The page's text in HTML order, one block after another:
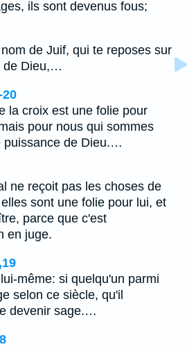
ils sont devenus fous;
de Juif, qui te reposes sur
de Dieu,…
la croix est une folie pour
pour nous qui sommes
puissance de Dieu.…
ne reçoit pas les choses de
sont une folie pour lui, et
parce que c'est
en juge.
même: si quelqu'un parmi
selon ce siècle, qu'il
devenir sage.…